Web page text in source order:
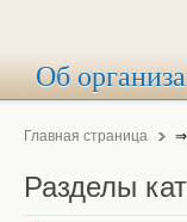
Об
Главная страница ⇒
Разделы